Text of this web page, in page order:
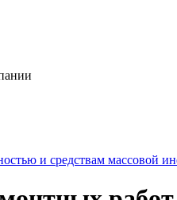
и средствам массовой